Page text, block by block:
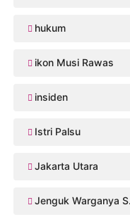
hukum
ikon Musi Rawas
insiden
Istri Palsu
Jakarta Utara
Jenguk Warganya Sakit